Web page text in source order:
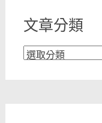
文章分類
文